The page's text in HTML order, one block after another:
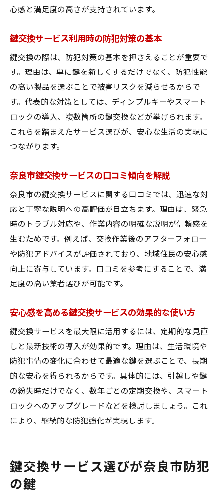
日常の安全を守る鍵交換サービスのポイン
鍵交換サービスの費用と安心感を徹底比較
鍵交換サービスの費用相場と選び方のコツ
奈良市鍵交換サービスのコスパ徹底比較
安心を重視した鍵交換サービス費用の考え
方
鍵交換サービスの費用と満足度を解説
奈良市でお得に利用できる鍵交換サービス
比較
奈良市で鍵交換業者を選ぶ際の注意点とは
鍵交換サービス選定時の重要チェックポイ
ント
奈良市の鍵交換サービスでよくある落とし
安心して依頼できる鍵交換サービスの見分
け方
トラブル回避のための鍵交換サービス注意
事項
奈良市鍵交換サービス利用前に知っておき
たい事
玄関鍵交換で強化する奈良市の防犯対策
鍵交換サービスで玄関防犯対策を強化する
防犯に有効な玄関用鍵交換サービスの選び
心感と満足度の高さが支持されています。
鍵交換サービス利用時の防犯対策の基本
鍵交換の際は、防犯対策の基本を押さえることが重要で
す。理由は、単に鍵を新しくするだけでなく、防犯性能
の高い製品を選ぶことで被害リスクを減らせるからで
す。代表的な対策としては、ディンプルキーやスマート
ロックの導入、複数箇所の鍵交換などが挙げられます。
これらを踏まえたサービス選びが、安心な生活の実現に
つながります。
奈良市鍵交換サービスの口コミ傾向を解説
奈良市の鍵交換サービスに関する口コミでは、迅速な対
応と丁寧な説明への高評価が目立ちます。理由は、緊急
時のトラブル対応や、作業内容の明確な説明が信頼感を
生むためです。例えば、交換作業後のアフターフォロー
や防犯アドバイスが評価されており、地域住民の安心感
向上に寄与しています。口コミを参考にすることで、満
足度の高い業者選びが可能です。
安心感を高める鍵交換サービスの効果的な使い方
鍵交換サービスを最大限に活用するには、定期的な見直
しと最新技術の導入が効果的です。理由は、生活環境や
防犯事情の変化に合わせて最適な鍵を選ぶことで、長期
的な安心を得られるからです。具体的には、引越しや鍵
の紛失時だけでなく、数年ごとの定期交換や、スマート
ロックへのアップグレードなどを検討しましょう。これ
により、継続的な防犯強化が実現します。
鍵交換サービス選びが奈良市防犯
の鍵